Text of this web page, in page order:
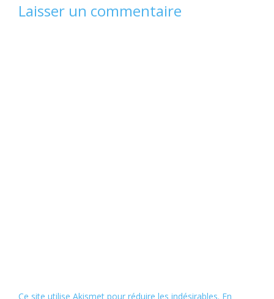
Laisser un commentaire
Ce site utilise Akismet pour réduire les indésirables. En